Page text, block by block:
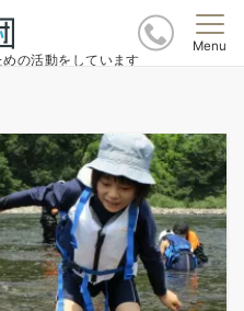
の活動をしています
Menu